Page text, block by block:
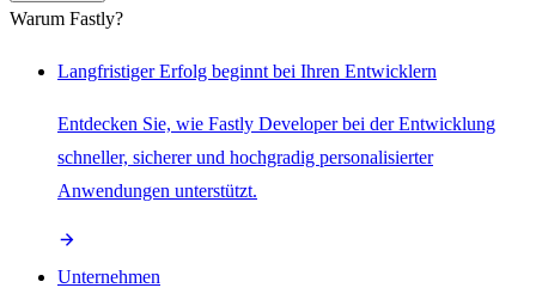
Warum Fastly?
Langfristiger Erfolg beginnt bei Ihren Entwicklern
Entdecken Sie, wie Fastly Developer bei der Entwicklung
schneller, sicherer und hochgradig personalisierter
Anwendungen unterstützt.
Unternehmen